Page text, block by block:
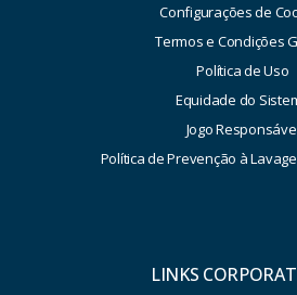
Configurações de
Termos e Condições
Política de Uso
Equidade do
Jogo
Política de Prevenção à
LINKS